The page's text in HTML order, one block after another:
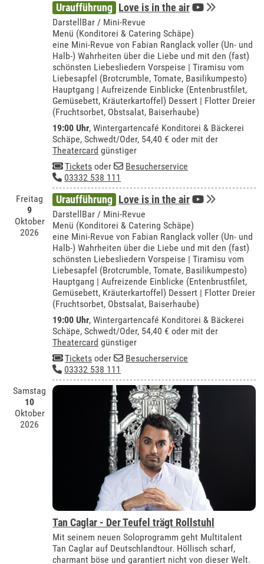
Uraufführung Love is in the air
DarstellBar / Mini-Revue
Menü (Konditorei & Catering Schäpe)
eine Mini-Revue von Fabian Ranglack voller (Un- und
Halb-) Wahrheiten über die Liebe und mit den (fast)
schönsten Liebesliedern Vorspeise | Tiramisu vom
Liebesapfel (Brotcrumble, Tomate, Basilikumpesto)
Hauptgang | Aufreizende Einblicke (Entenbrustfilet,
Gemüsebett, Kräuterkartoffel) Dessert | Flotter Dreier
(Fruchtsorbet, Obstsalat, Baiserhaube)
19:00 Uhr,Wintergartencafé Konditorei & Bäckerei
Schäpe, Schwedt/Oder, 54,40 € oder mit der
Theatercard günstiger
Tickets oder
Besucherservice
03332 538 111
Freitag
9
Oktober
2026
Uraufführung Love is in the air
DarstellBar / Mini-Revue
Menü (Konditorei & Catering Schäpe)
eine Mini-Revue von Fabian Ranglack voller (Un- und
Halb-) Wahrheiten über die Liebe und mit den (fast)
schönsten Liebesliedern Vorspeise | Tiramisu vom
Liebesapfel (Brotcrumble, Tomate, Basilikumpesto)
Hauptgang | Aufreizende Einblicke (Entenbrustfilet,
Gemüsebett, Kräuterkartoffel) Dessert | Flotter Dreier
(Fruchtsorbet, Obstsalat, Baiserhaube)
19:00 Uhr,Wintergartencafé Konditorei & Bäckerei
Schäpe, Schwedt/Oder, 54,40 € oder mit der
Theatercard günstiger
Tickets oder
Besucherservice
03332 538 111
Samstag
10
Oktober
2026
Tan Caglar - Der Teufel trägt Rollstuhl
Mit seinem neuen Soloprogramm geht Multitalent
Tan Caglar auf Deutschlandtour. Höllisch scharf,
charmant böse und garantiert nicht von dieser Welt.